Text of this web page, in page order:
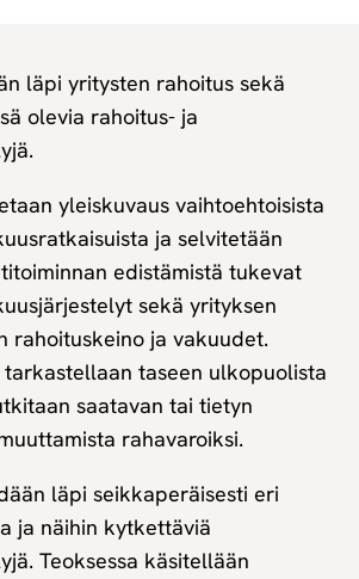
läpi yritysten rahoitus sekä
olevia rahoitus- ja
yleiskuvaus vaihtoehtoisista
ja selvitetään
edistämistä tukevat
sekä yrityksen
rahoituskeino ja vakuudet.
tarkastellaan taseen ulkopuolista
saatavan tai tietyn
rahavaroiksi.
läpi seikkaperäisesti eri
ja näihin kytkettäviä
Teoksessa käsitellään